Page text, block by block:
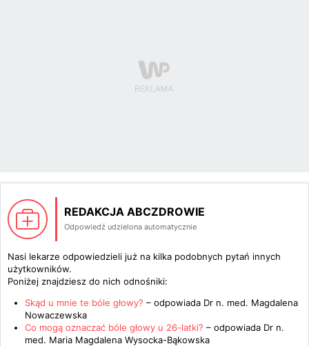
REDAKCJA ABCZDROWIE
Odpowiedź udzielona automatycznie
Nasi lekarze odpowiedzieli już na kilka podobnych pytań innych
użytkowników.
Poniżej znajdziesz do nich odnośniki:
Skąd u mnie te bóle głowy? – odpowiada Dr n. med. Magdalena
Nowaczewska
Co mogą oznaczać bóle głowy u 26-latki? – odpowiada Dr n.
med. Maria Magdalena Wysocka-Bąkowska